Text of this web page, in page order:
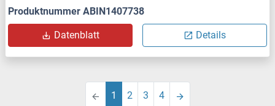
Produktnummer ABIN1407738
Datenblatt Details
1 2 3 4